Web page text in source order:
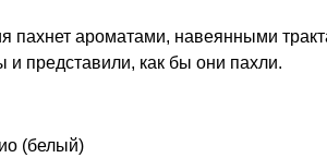
пахнет ароматами, навеянными
и представили, как бы они пахли.
(белый)